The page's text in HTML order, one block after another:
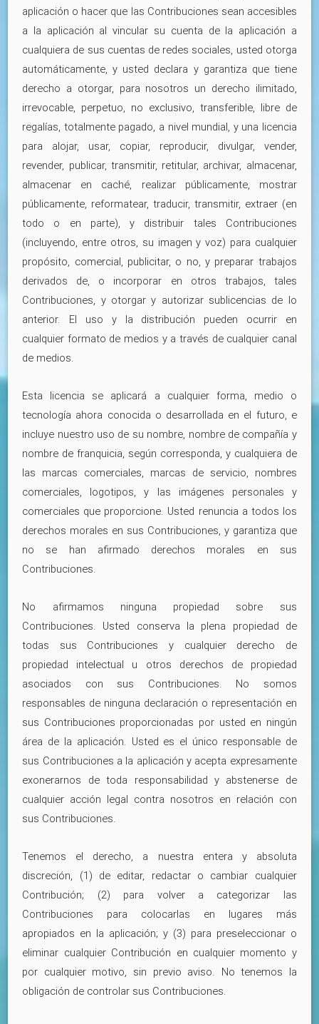
aplicación o hacer que las Contribuciones sean accesibles
a la aplicación al vincular su cuenta de la aplicación a
cualquiera de sus cuentas de redes sociales, usted otorga
automáticamente, y usted declara y garantiza que tiene
derecho a otorgar, para nosotros un derecho ilimitado,
irrevocable, perpetuo, no exclusivo, transferible, libre de
regalías, totalmente pagado, a nivel mundial, y una licencia
para alojar, usar, copiar, reproducir, divulgar, vender,
revender, publicar, transmitir, retitular, archivar, almacenar,
almacenar en caché, realizar públicamente, mostrar
públicamente, reformatear, traducir, transmitir, extraer (en
todo o en parte), y distribuir tales Contribuciones
(incluyendo, entre otros, su imagen y voz) para cualquier
propósito, comercial, publicitar, o no, y preparar trabajos
derivados de, o incorporar en otros trabajos, tales
Contribuciones, y otorgar y autorizar sublicencias de lo
anterior. El uso y la distribución pueden ocurrir en
cualquier formato de medios y a través de cualquier canal
de medios.
Esta licencia se aplicará a cualquier forma, medio o
tecnología ahora conocida o desarrollada en el futuro, e
incluye nuestro uso de su nombre, nombre de compañía y
nombre de franquicia, según corresponda, y cualquiera de
las marcas comerciales, marcas de servicio, nombres
comerciales, logotipos, y las imágenes personales y
comerciales que proporcione. Usted renuncia a todos los
derechos morales en sus Contribuciones, y garantiza que
no se han afirmado derechos morales en sus
Contribuciones.
No afirmamos ninguna propiedad sobre sus
Contribuciones. Usted conserva la plena propiedad de
todas sus Contribuciones y cualquier derecho de
propiedad intelectual u otros derechos de propiedad
asociados con sus Contribuciones. No somos
responsables de ninguna declaración o representación en
sus Contribuciones proporcionadas por usted en ningún
área de la aplicación. Usted es el único responsable de
sus Contribuciones a la aplicación y acepta expresamente
exonerarnos de toda responsabilidad y abstenerse de
cualquier acción legal contra nosotros en relación con
sus Contribuciones.
Tenemos el derecho, a nuestra entera y absoluta
discreción, (1) de editar, redactar o cambiar cualquier
Contribución; (2) para volver a categorizar las
Contribuciones para colocarlas en lugares más
apropiados en la aplicación; y (3) para preseleccionar o
eliminar cualquier Contribución en cualquier momento y
por cualquier motivo, sin previo aviso. No tenemos la
obligación de controlar sus Contribuciones.